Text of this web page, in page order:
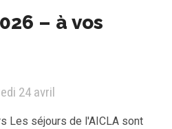
– à vos
24 avril
Les séjours de l'AICLA sont